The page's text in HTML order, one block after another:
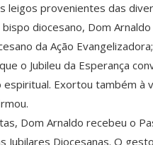
leigos provenientes das
diocesano, Dom
da Ação
o Jubileu da Esperança
Exortou também à
Dom Arnaldo recebeu o
Jubilares Diocesanas. O